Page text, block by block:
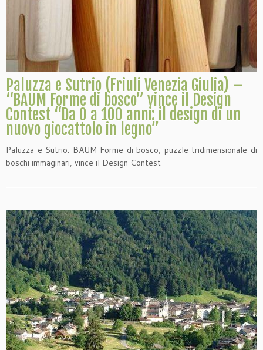
Paluzza e Sutrio (Friuli Venezia Giulia) –
“BAUM Forme di bosco” vince il Design
Contest “Da 0 a 100 anni: il design di un
nuovo giocattolo in legno”
Paluzza e Sutrio: BAUM Forme di bosco, puzzle tridimensionale di
boschi immaginari, vince il Design Contest